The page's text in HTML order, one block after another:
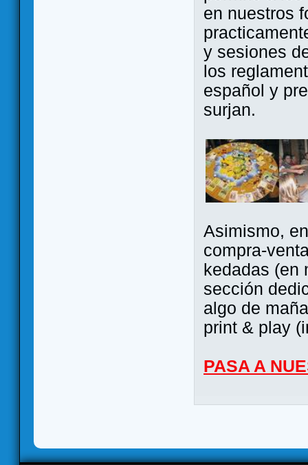
en nuestros
y sesiones
los
español y
surjan.
Asimismo,
compra-
kedadas (en
sección
algo de
print & play
PASA A